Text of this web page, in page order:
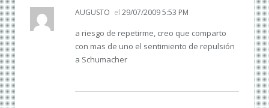
AUGUSTO el 29/07/2009 5:53 PM
a riesgo de repetirme, creo que comparto
con mas de uno el sentimiento de repulsión
a Schumacher